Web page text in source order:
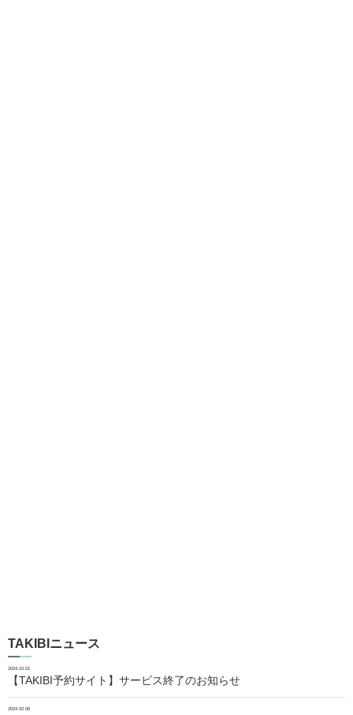
TAKIBIニュース
2024.10.01
【TAKIBI予約サイト】サービス終了のお知らせ
2024.02.06